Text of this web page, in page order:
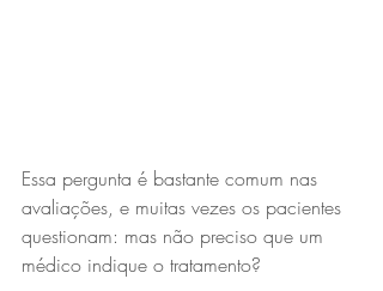
Essa pergunta é bastante comum nas
avaliações, e muitas vezes os pacientes
questionam: mas não preciso que um
médico indique o tratamento?